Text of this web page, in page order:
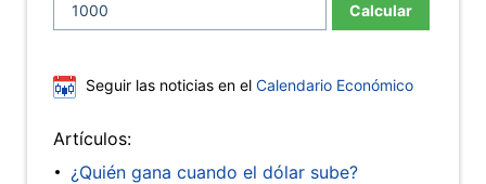
Calcular
Seguir las noticias en el Calendario Económico
Artículos:
¿Quién gana cuando el dólar sube?